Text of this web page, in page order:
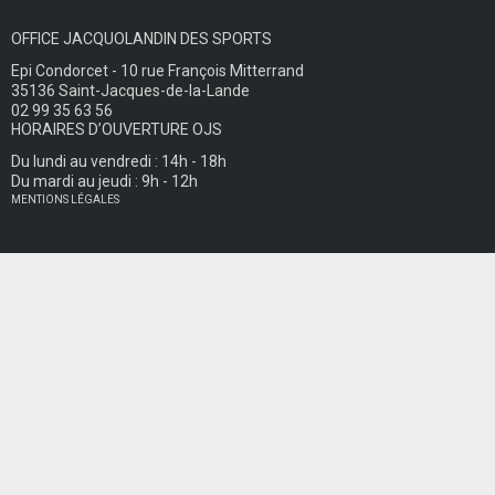
OFFICE JACQUOLANDIN DES SPORTS
Epi Condorcet - 10 rue François Mitterrand
35136 Saint-Jacques-de-la-Lande
02 99 35 63 56
HORAIRES D’OUVERTURE OJS
Du lundi au vendredi : 14h - 18h
Du mardi au jeudi : 9h - 12h
MENTIONS LÉGALES